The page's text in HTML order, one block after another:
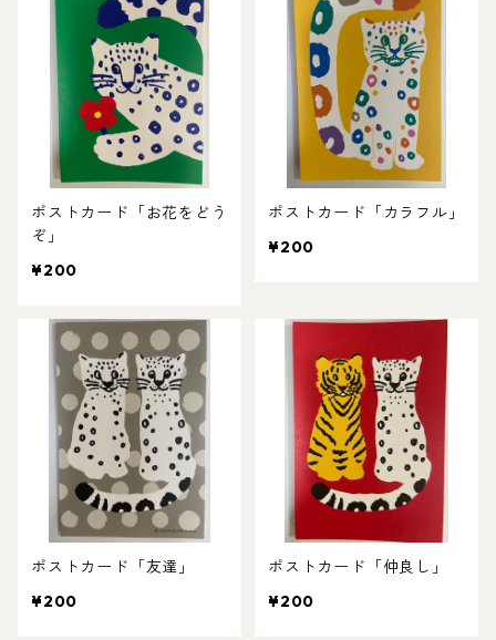
ポストカード「お花をどう
ぞ」
¥200
ポストカード「カラフル」
¥200
ポストカード「友達」
¥200
ポストカード「仲良し」
¥200